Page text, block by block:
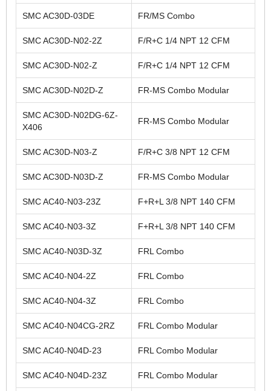
SMC AC30D-03DE FR/MS Combo
SMC AC30D-N02-2Z F/R+C 1/4 NPT 12 CFM
SMC AC30D-N02-Z F/R+C 1/4 NPT 12 CFM
SMC AC30D-N02D-Z FR-MS Combo Modular
SMC AC30D-N02DG-6Z-
X406
FR-MS Combo Modular
SMC AC30D-N03-Z F/R+C 3/8 NPT 12 CFM
SMC AC30D-N03D-Z FR-MS Combo Modular
SMC AC40-N03-23Z F+R+L 3/8 NPT 140 CFM
SMC AC40-N03-3Z F+R+L 3/8 NPT 140 CFM
SMC AC40-N03D-3Z FRL Combo
SMC AC40-N04-2Z FRL Combo
SMC AC40-N04-3Z FRL Combo
SMC AC40-N04CG-2RZ FRL Combo Modular
SMC AC40-N04D-23 FRL Combo Modular
SMC AC40-N04D-23Z FRL Combo Modular